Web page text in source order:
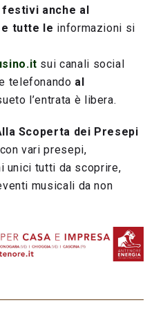
anche al
tutte le informazioni si
sui canali social
telefonando al
l’entrata è libera.
Scoperta dei Presepi
vari presepi,
unici tutti da scoprire,
musicali da non